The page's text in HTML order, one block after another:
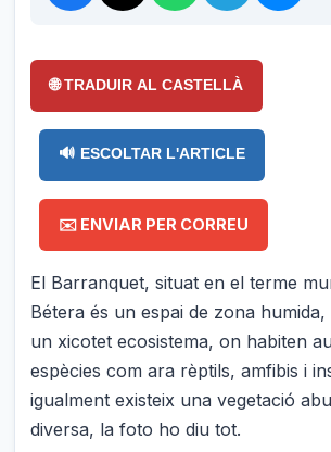
🌐 TRADUIR AL CASTELLÀ
🔊 ESCOLTAR L'ARTICLE
✉️ ENVIAR PER CORREU
El Barranquet, situat en el terme
Bétera és un espai de zona
un xicotet ecosistema, on habiten
espècies com ara rèptils, amfibis i
igualment existeix una vegetació
diversa, la foto ho diu tot.